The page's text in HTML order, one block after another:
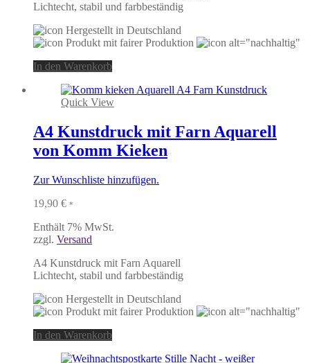
Lichtecht, stabil und farbbeständig
In den Warenkorb
Quick View
A4 Kunstdruck mit Farn Aquarell
von Komm Kieken
Zur Wunschliste hinzufügen.
19,90 € *
Enthält 7% MwSt.
zzgl. Versand
A4 Kunstdruck mit Farn Aquarell
Lichtecht, stabil und farbbeständig
In den Warenkorb